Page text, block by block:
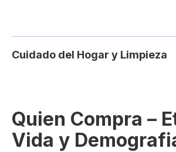
Cuidado del Hogar y Limpieza
Quien Compra –
Vida y